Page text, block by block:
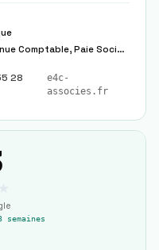
Creation Entreprise, Tenue Comptable, Paie Sociale
28
e4c-
associes.fr